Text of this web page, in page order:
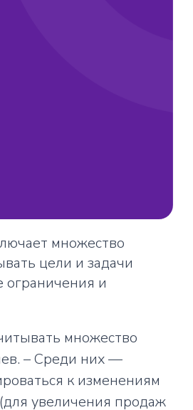
множество
цели и задачи
ограничения и
множество
– Среди них —
к изменениям
увеличения продаж